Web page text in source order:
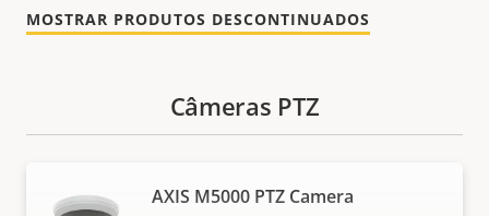
MOSTRAR PRODUTOS DESCONTINUADOS
Câmeras PTZ
AXIS M5000 PTZ Camera